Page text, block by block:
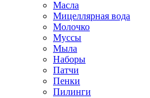
Масла
Мицеллярная вода
Молочко
Муссы
Мыла
Наборы
Патчи
Пенки
Пилинги